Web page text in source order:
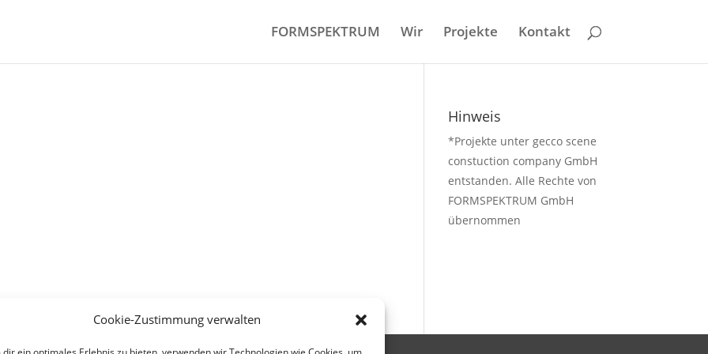
Cookie-Zustimmung verwalten
FORMSPEKTRUM Wir Projekte Kontakt
Hinweis
*Projekte unter gecco scene
constuction company GmbH
entstanden. Alle Rechte von
FORMSPEKTRUM GmbH
übernommen